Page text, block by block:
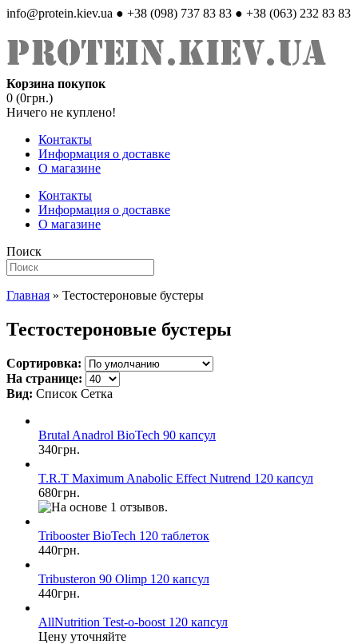
info@protein.kiev.ua ● +38 (098) 737 83 83 ● +38 (063) 232 83 83
Корзина покупок
0 (0грн.)
Ничего не куплено!
Контакты
Информация о доставке
О магазине
Контакты
Информация о доставке
О магазине
Поиск
Главная » Тестостероновые бустеры
Тестостероновые бустеры
Сортировка:
На странице:
Вид: Список Сетка
Brutal Anadrol BioTech 90 капсул
340грн.
T.R.T Maximum Anabolic Effect Nutrend 120 капсул
680грн.
Tribooster BioTech 120 таблеток
440грн.
Tribusteron 90 Olimp 120 капсул
440грн.
AllNutrition Test-o-boost 120 капсул
Цену уточняйте